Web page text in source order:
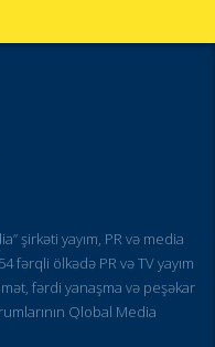
şirkəti yayım, PR və media
fərqli ölkədə PR və TV yayım
fərdi yanaşma və peşəkar
Qlobal Media